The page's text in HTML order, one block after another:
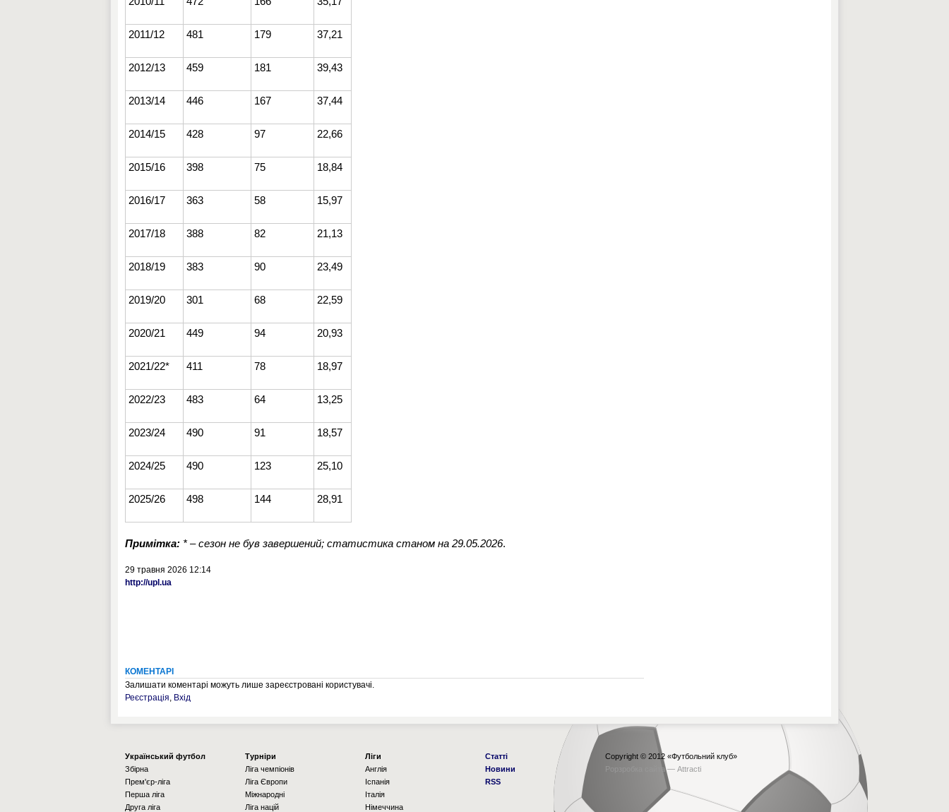
2011/12 481 179 37,21
2012/13 459 181 39,43
2013/14 446 167 37,44
2014/15 428 97 22,66
2015/16 398 75 18,84
2016/17 363 58 15,97
2017/18 388 82 21,13
2018/19 383 90 23,49
2019/20 301 68 22,59
2020/21 449 94 20,93
2021/22* 411 78 18,97
2022/23 483 64 13,25
2023/24 490 91 18,57
2024/25 490 123 25,10
2025/26 498 144 28,91
Примітка: * – сезон не був завершений; статистика станом на 29.05.2026.
29 травня 2026 12:14
http://upl.ua
КОМЕНТАРІ
Залишати коментарі можуть лише зареєстровані користувачі.
Реєстрація, Вхід
Українcький футбол
Збірна
Прем'єр-ліга
Перша ліга
Друга ліга
Турніри
Ліга чемпіонів
Ліга Європи
Міжнародні
Ліга націй
Ліги
Англія
Іспанія
Італія
Німеччина
Статті
Новини
RSS
Copyright © 2012 «Футбольний клуб»
Рорзробка сайта — Attracti